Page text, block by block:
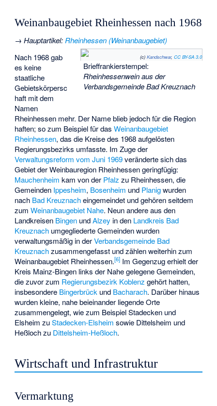
Weinanbaugebiet Rheinhessen nach 1968
→Hauptartikel: Rheinhessen (Weinanbaugebiet)
(c) Kandschwar, CC BY-SA 3.0
Brieffrankierstempel:
Rheinhessenwein aus der
Verbandsgemeinde Bad Kreuznach
Nach 1968 gab
es keine
staatliche
Gebietskörpersc
haft mit dem
Namen
Rheinhessen mehr. Der Name blieb jedoch für die Region
haften; so zum Beispiel für dasWeinanbaugebiet
Rheinhessen, das die Kreise des 1968 aufgelösten
Regierungsbezirks umfasste. Im Zuge der
Verwaltungsreform vom Juni 1969veränderte sich das
Gebiet der Weinbauregion Rheinhessen geringfügig:
Mauchenheim kam von der Pfalz zu Rheinhessen, die
Gemeinden Ippesheim, Bosenheim und Planigwurden
nach Bad Kreuznacheingemeindet und gehören seitdem
zumWeinanbaugebiet Nahe. Neun andere aus den
Landkreisen Bingen undAlzey in den Landkreis Bad
Kreuznach umgegliederte Gemeinden wurden
verwaltungsmäßig in derVerbandsgemeinde Bad
Kreuznachzusammengefasst und zählen weiterhin zum
Weinanbaugebiet Rheinhessen.[6] Im Gegenzug erhielt der
Kreis Mainz-Bingen links der Nahe gelegene Gemeinden,
die zuvor zum Regierungsbezirk Koblenz gehört hatten,
insbesondere Bingerbrück und Bacharach. Darüber hinaus
wurden kleine, nahe beieinander liegende Orte
zusammengelegt, wie zum Beispiel Stadecken und
Elsheim zuStadecken-Elsheim sowie Dittelsheim und
Heßloch zu Dittelsheim-Heßloch.
Wirtschaft und Infrastruktur
Vermarktung